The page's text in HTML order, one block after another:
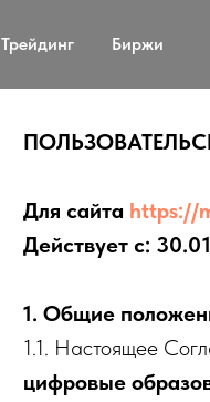
Трейдинг Биржи
Для сайта https://
Действует с:
1. Общие
1.1. Настоящее
цифровые